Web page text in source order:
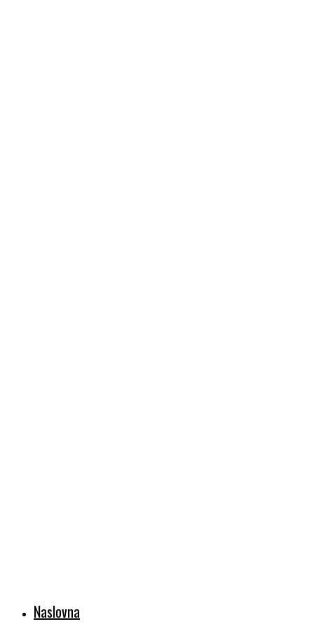
Naslovna